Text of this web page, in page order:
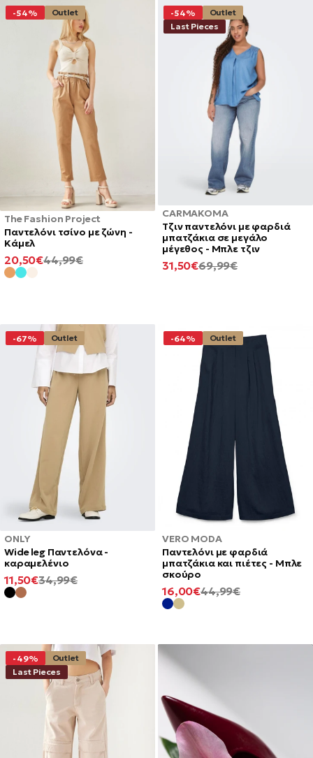
The Fashion Project
Παντελόνι τσίνο με ζώνη -
Κάμελ
-54% Outlet
ΚΑΝΟΝΙΚΉ
44,99€
ΕΛΆΧΙΣΤΗ
ΤΙΜΉ
20,50€
CARMAKOMA
Τζιν παντελόνι με φαρδιά
μπατζάκια σε μεγάλο
μέγεθος - Μπλε τζιν
-54%
Outlet
Last Pieces
ΚΑΝΟΝΙΚΉ
69,99€
ΕΛΆΧΙΣΤΗ
31,50€
ONLY
Wide leg Παντελόνα -
καραμελένιο
-67% Outlet
ΚΑΝΟΝΙΚΉ
34,99€
ΕΛΆΧΙΣΤΗ
ΤΙΜΉ
11,50€
VERO MODA
Παντελόνι με φαρδιά
μπατζάκια και πιέτες - Μπλε
σκούρο
-64% Outlet
ΚΑΝΟΝΙΚΉ
44,99€
ΕΛΆΧΙΣΤΗ
ΤΙΜΉ
16,00€
-49%
Outlet
Last Pieces